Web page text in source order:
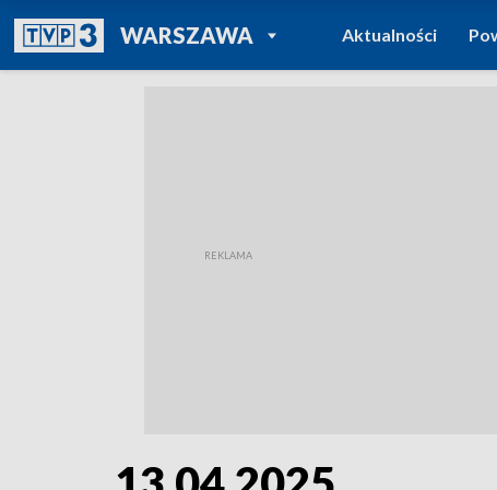
WARSZAWAPOWRÓT DO
TVP REGIONY
Aktualności